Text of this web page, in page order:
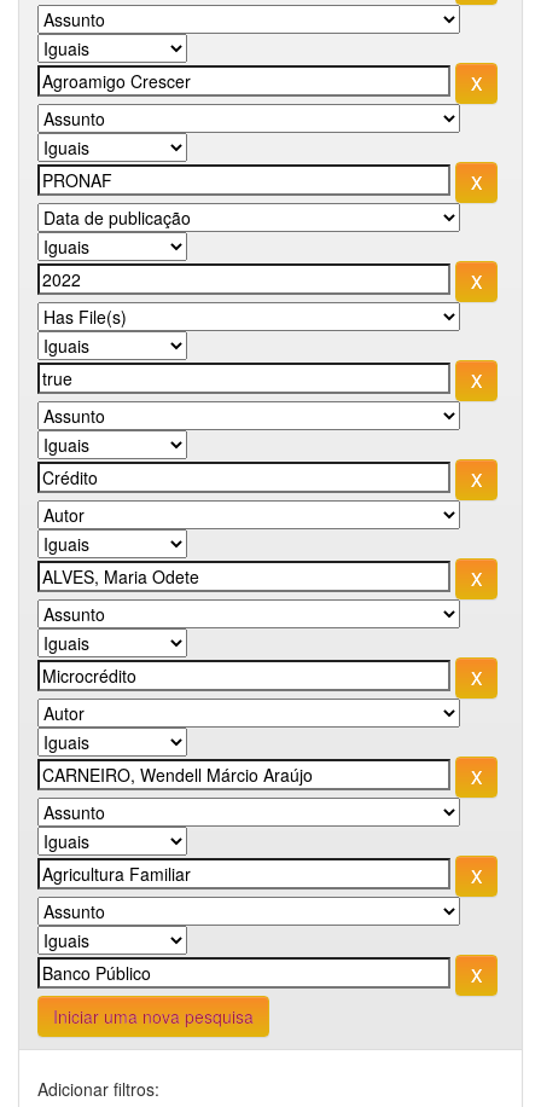
Iniciar uma nova pesquisa
Adicionar filtros: